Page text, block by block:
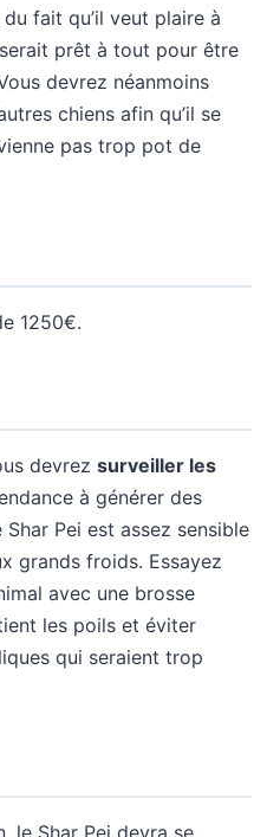
fait qu’il veut plaire à
prêt à tout pour être
devrez néanmoins
chiens afin qu’il se
pas trop pot de
1250€.
devrez surveiller les
à générer des
Pei est assez sensible
grands froids. Essayez
avec une brosse
les poils et éviter
qui seraient trop